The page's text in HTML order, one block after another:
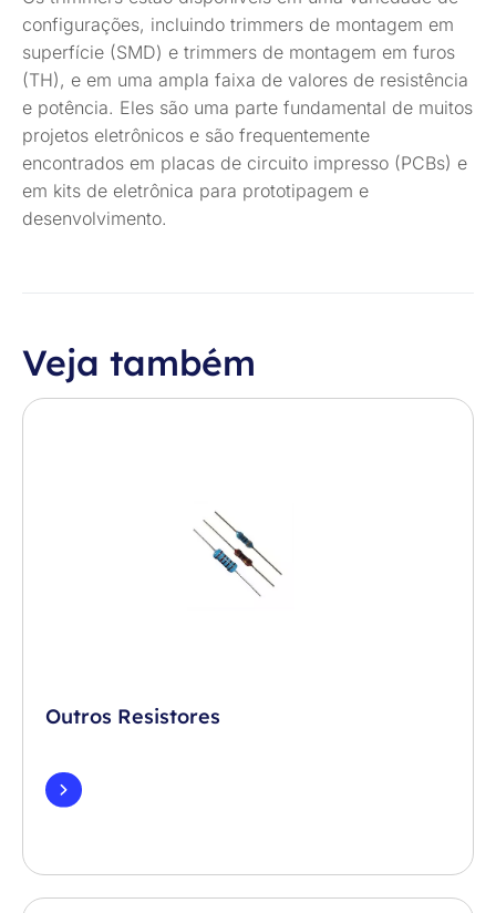
configurações, incluindo trimmers de montagem em
superfície (SMD) e trimmers de montagem em furos
(TH), e em uma ampla faixa de valores de resistência
e potência. Eles são uma parte fundamental de muitos
projetos eletrônicos e são frequentemente
encontrados em placas de circuito impresso (PCBs) e
em kits de eletrônica para prototipagem e
desenvolvimento.
Veja também
Outros Resistores